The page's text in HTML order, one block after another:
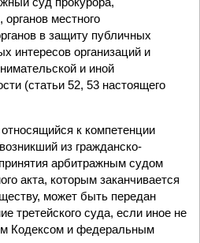
органов местного
в защиту публичных
интересов организаций и
и иной
(статьи 52, 53 настоящего
к компетенции
из гражданско-
арбитражным судом
акта, которым заканчивается
может быть передан
третейского суда, если иное не
Кодексом и федеральным